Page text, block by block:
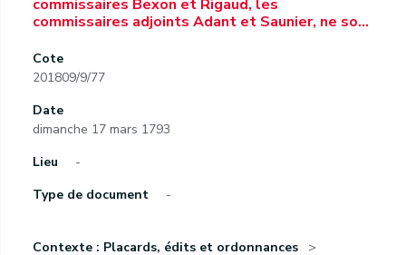
commissaires Bexon et Rigaud, les
commissaires adjoints Adant et Saunier, ne so…
Cote
201809/9/77
Date
dimanche 17 mars 1793
Lieu
-
Type de document
-
Contexte : Placards, édits et ordonnances